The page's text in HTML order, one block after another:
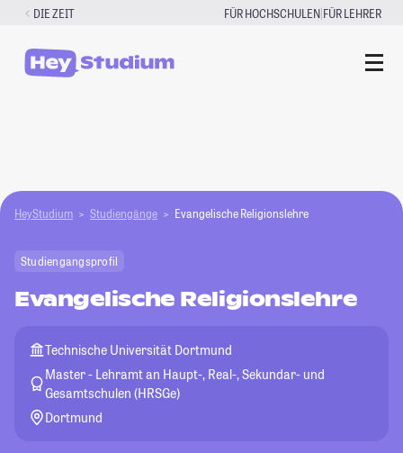
Zum
springen
DIE ZEIT FÜR HOCHSCHULEN|FÜR LEHRER
HeyStudium Studiengänge Evangelische Religionslehre
Studiengangsprofil
Evangelische Religionslehre
Technische Universität Dortmund
Master - Lehramt an Haupt-, Real-, Sekundar- und
Gesamtschulen (HRSGe)
Dortmund